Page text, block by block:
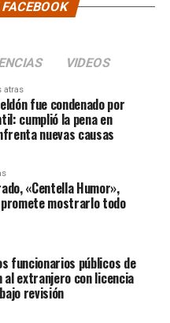
FACEBOOK
VIDEOS
atras
fue condenado por
cumplió la pena en
nuevas causas
«Centella Humor»,
mostrarlo todo
funcionarios públicos de
al extranjero con licencia
revisión